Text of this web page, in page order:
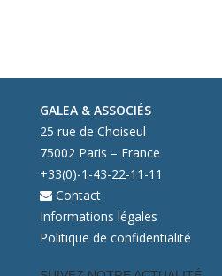
GALEA & ASSOCIÉS
25 rue de Choiseul
75002 Paris – France
+33(0)-1-43-22-11-11
Contact
Informations légales
Politique de confidentialité